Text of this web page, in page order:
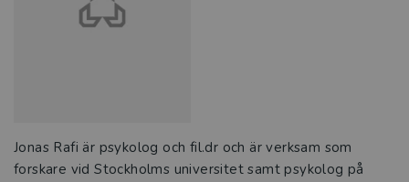
Jonas Rafi är psykolog och fil.dr och är verksam som
forskare vid Stockholms universitet samt psykolog på